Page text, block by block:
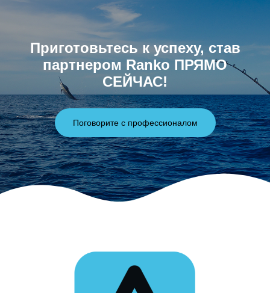
Приготовьтесь к успеху, став
партнером Ranko ПРЯМО
СЕЙЧАС!
Поговорите с профессионалом